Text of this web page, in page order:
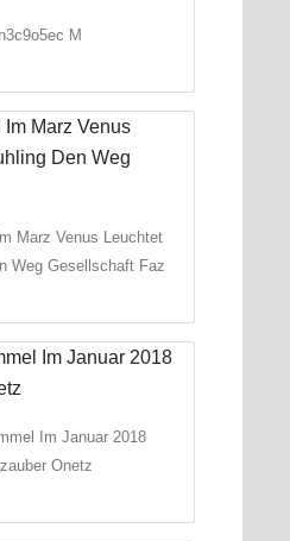
M
Marz Venus Leuchtet
Weg Gesellschaft Faz
Im Januar 2018
Onetz